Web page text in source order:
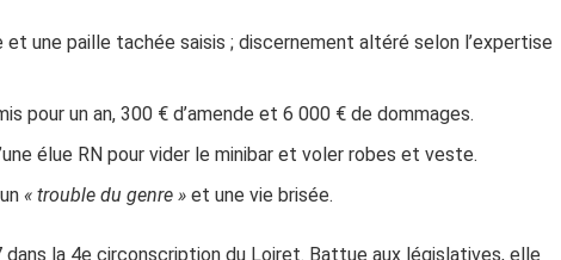
une paille tachée saisis ; discernement altéré selon l’expertise
pour un an, 300 € d’amende et 6 000 € de dommages.
élue RN pour vider le minibar et voler robes et veste.
« trouble du genre » et une vie brisée.
la 4e circonscription du Loiret. Battue aux législatives, elle